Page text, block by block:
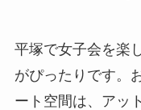
平塚で女子会を楽
がぴったりです。
ート空間は、アッ